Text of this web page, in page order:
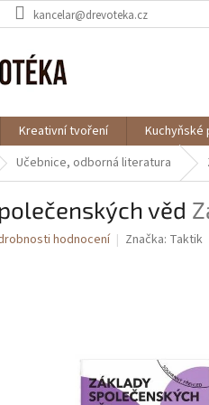
kancelar@drevoteka.cz
Kreativní tvoření
Učebnice, odborná literatura
věd
hodnocení Značka: Taktik